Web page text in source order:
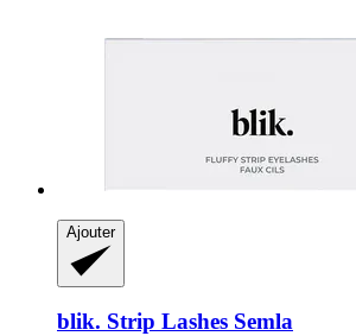
Ajouter
blik. Strip Lashes Semla